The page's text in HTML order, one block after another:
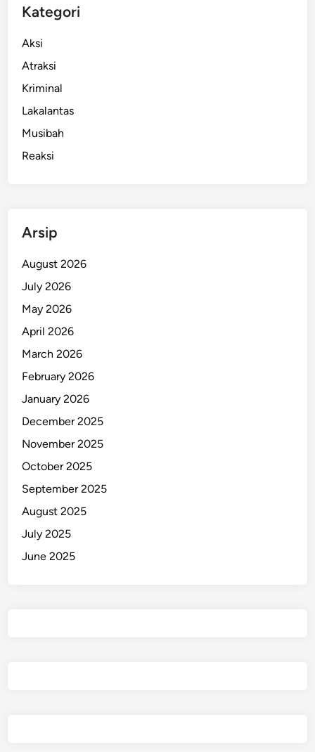
Kategori
Aksi
Atraksi
Kriminal
Lakalantas
Musibah
Reaksi
Arsip
August 2026
July 2026
May 2026
April 2026
March 2026
February 2026
January 2026
December 2025
November 2025
October 2025
September 2025
August 2025
July 2025
June 2025